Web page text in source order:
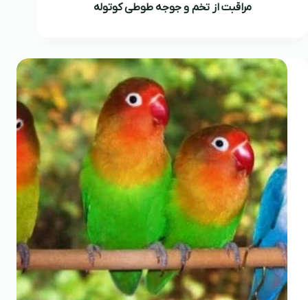
مراقبت از تخم و جوجه طوطی کوتوله